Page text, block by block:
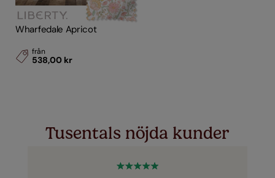
Wharfedale Apricot
från
538,00 kr
Tusentals nöjda kunder